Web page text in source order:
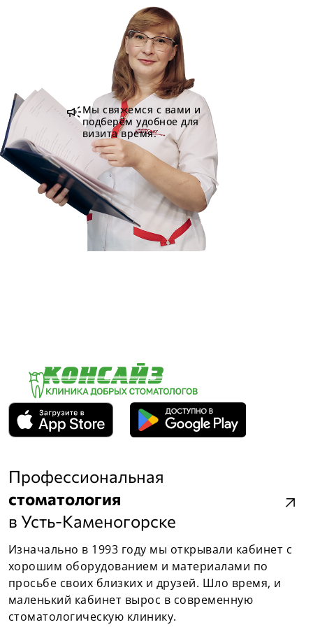
campaignМы свяжемся с вами и
подберём удобное для
визита время.
Профессиональная
стоматология
в Усть-Каменогорске
arrow_outward
Изначально в 1993 году мы открывали кабинет с
хорошим оборудованием и материалами по
просьбе своих близких и друзей. Шло время, и
маленький кабинет вырос в современную
стоматологическую клинику.